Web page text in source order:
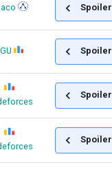
Spoiler
Spoiler
Spoiler
Spoiler